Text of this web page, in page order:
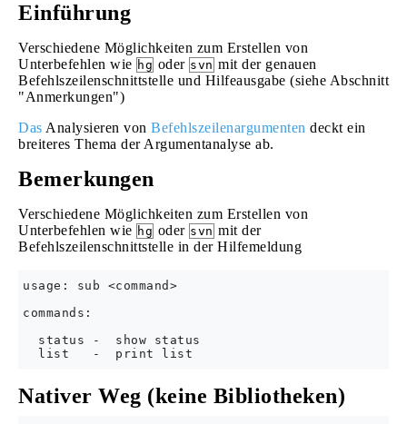
Einführung
Verschiedene Möglichkeiten zum Erstellen von
Unterbefehlen wie hg oder svn mit der genauen
Befehlszeilenschnittstelle und Hilfeausgabe (siehe Abschnitt
"Anmerkungen")
Das Analysieren von Befehlszeilenargumenten deckt ein
breiteres Thema der Argumentanalyse ab.
Bemerkungen
Verschiedene Möglichkeiten zum Erstellen von
Unterbefehlen wie hg oder svn mit der
Befehlszeilenschnittstelle in der Hilfemeldung
usage: sub <command>
commands:
  status -  show status
Nativer Weg (keine Bibliotheken)